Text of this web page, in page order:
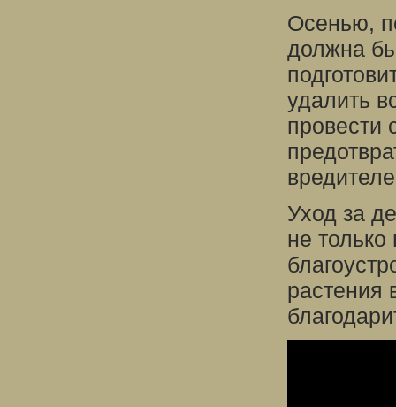
Осенью,
должна
удалить
провести
Уход за
не только
растения